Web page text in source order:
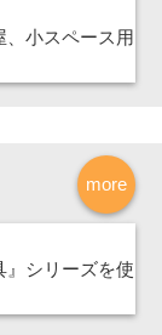
、小スペース用
more
』シリーズを使